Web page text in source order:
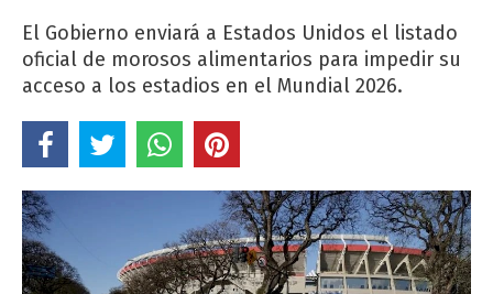
El Gobierno enviará a Estados Unidos el listado
oficial de morosos alimentarios para impedir su
acceso a los estadios en el Mundial 2026.